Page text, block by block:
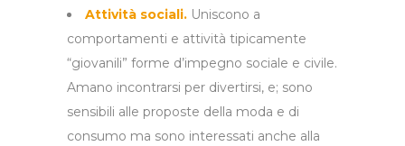
Attività sociali. Uniscono a
comportamenti e attività tipicamente
“giovanili” forme d’impegno sociale e civile.
Amano incontrarsi per divertirsi, e; sono
sensibili alle proposte della moda e di
consumo ma sono interessati anche alla